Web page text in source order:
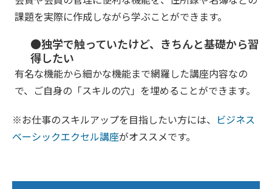
課題を実際に作成しながら学ぶことができます。
●独学で触っていたけど、きちんと基礎から習
得したい
有名な機能から細かな機能まで網羅した講座内容なの
で、ご自身の「スキルの穴」を埋めることができます。
※お仕事のスキルアップを目指したい方には、 ビジネス
ベーシックエクセル講座がオススメです。